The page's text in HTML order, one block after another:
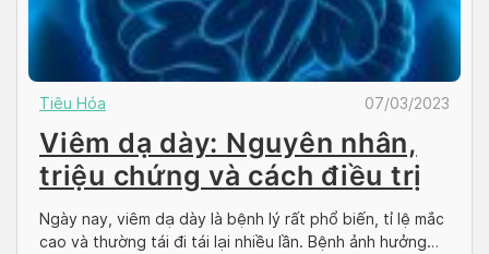
Tiêu Hóa 07/03/2023
Viêm dạ dày: Nguyên nhân,
triệu chứng và cách điều trị
Ngày nay, viêm dạ dày là bệnh lý rất phổ biến, tỉ lệ mắc
cao và thường tái đi tái lại nhiều lần. Bệnh ảnh hưởng